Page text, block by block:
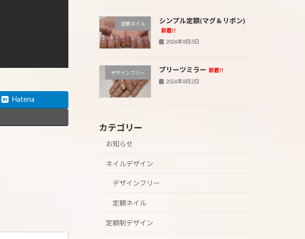
Hatena
定額ネイル シンプル定額(マグ＆リボン)
新着!!
2026年8月3日
デザインフリー プリーツミラー 新着!!
2026年8月2日
カテゴリー
お知らせ
ネイルデザイン
デザインフリー
定額ネイル
定額制デザイン